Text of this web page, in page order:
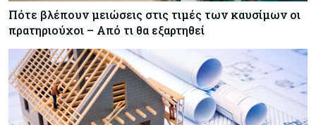
Πότε βλέπουν μειώσεις στις τιμές των καυσίμων οι
πρατηριούχοι – Από τι θα εξαρτηθεί